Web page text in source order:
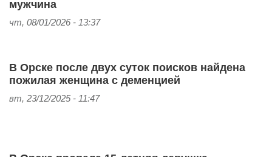
мужчина
чт, 08/01/2026 - 13:37
В Орске после двух суток поисков найдена
пожилая женщина с деменцией
вт, 23/12/2025 - 11:47